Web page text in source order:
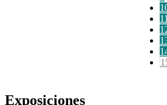
11
Exposiciones